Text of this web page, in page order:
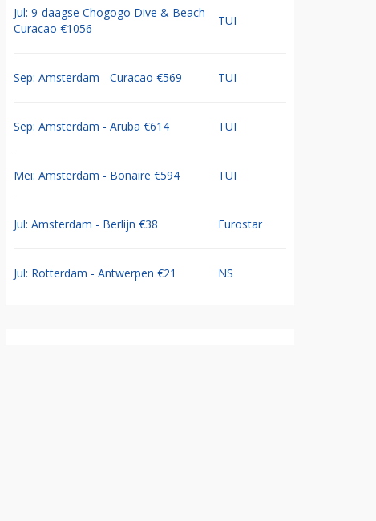
Jul: 9-daagse Chogogo Dive & Beach
Curacao €1056
TUI
Sep: Amsterdam - Curacao €569 TUI
Sep: Amsterdam - Aruba €614 TUI
Mei: Amsterdam - Bonaire €594 TUI
Jul: Amsterdam - Berlijn €38 Eurostar
Jul: Rotterdam - Antwerpen €21 NS